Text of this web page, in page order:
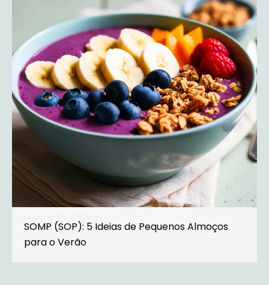
SOMP (SOP): 5 Ideias de Pequenos Almoços
para o Verão